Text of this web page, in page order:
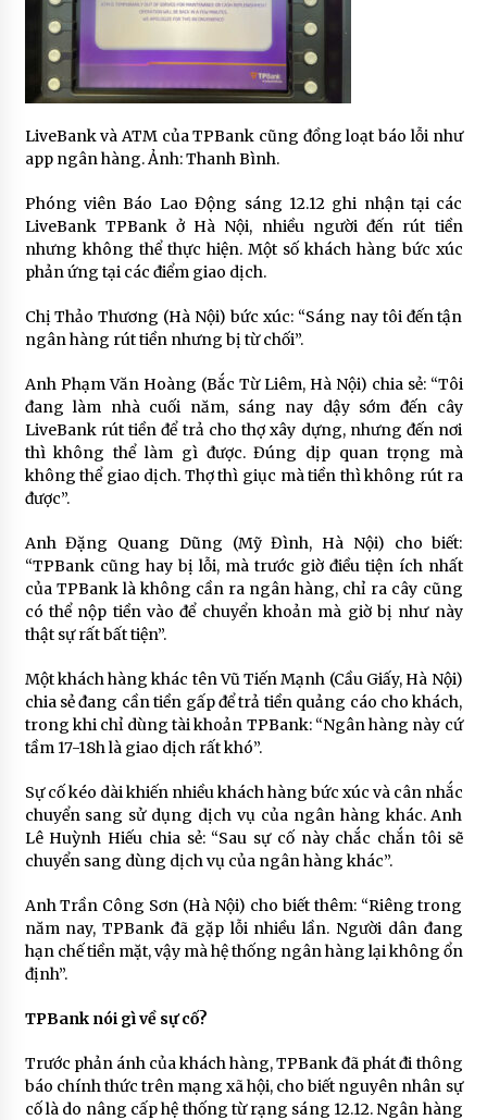
LiveBank và ATM của TPBank cũng đồng loạt báo lỗi như
app ngân hàng. Ảnh: Thanh Bình.
Phóng viên Báo Lao Động sáng 12.12 ghi nhận tại các
LiveBank TPBank ở Hà Nội, nhiều người đến rút tiền
nhưng không thể thực hiện. Một số khách hàng bức xúc
phản ứng tại các điểm giao dịch.
Chị Thảo Thương (Hà Nội) bức xúc: “Sáng nay tôi đến tận
ngân hàng rút tiền nhưng bị từ chối”.
Anh Phạm Văn Hoàng (Bắc Từ Liêm, Hà Nội) chia sẻ: “Tôi
đang làm nhà cuối năm, sáng nay dậy sớm đến cây
LiveBank rút tiền để trả cho thợ xây dựng, nhưng đến nơi
thì không thể làm gì được. Đúng dịp quan trọng mà
không thể giao dịch. Thợ thì giục mà tiền thì không rút ra
được”.
Anh Đặng Quang Dũng (Mỹ Đình, Hà Nội) cho biết:
“TPBank cũng hay bị lỗi, mà trước giờ điều tiện ích nhất
của TPBank là không cần ra ngân hàng, chỉ ra cây cũng
có thể nộp tiền vào để chuyển khoản mà giờ bị như này
thật sự rất bất tiện”.
Một khách hàng khác tên Vũ Tiến Mạnh (Cầu Giấy, Hà Nội)
chia sẻ đang cần tiền gấp để trả tiền quảng cáo cho khách,
trong khi chỉ dùng tài khoản TPBank: “Ngân hàng này cứ
tầm 17-18h là giao dịch rất khó”.
Sự cố kéo dài khiến nhiều khách hàng bức xúc và cân nhắc
chuyển sang sử dụng dịch vụ của ngân hàng khác. Anh
Lê Huỳnh Hiếu chia sẻ: “Sau sự cố này chắc chắn tôi sẽ
chuyển sang dùng dịch vụ của ngân hàng khác”.
Anh Trần Công Sơn (Hà Nội) cho biết thêm: “Riêng trong
năm nay, TPBank đã gặp lỗi nhiều lần. Người dân đang
hạn chế tiền mặt, vậy mà hệ thống ngân hàng lại không ổn
định”.
TPBank nói gì về sự cố?
Trước phản ánh của khách hàng, TPBank đã phát đi thông
báo chính thức trên mạng xã hội, cho biết nguyên nhân sự
cố là do nâng cấp hệ thống từ rạng sáng 12.12. Ngân hàng